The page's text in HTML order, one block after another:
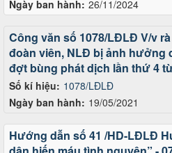
Ngày ban hành: 26/11/2024
Số kí hiệu: 1078/LĐLĐ
Ngày ban hành: 19/05/2021
Công văn số 1078/LĐLĐ V/v
đoàn viên, NLĐ bị ảnh hưởng
đợt bùng phát dịch lần thứ 4
Hướng dẫn số 41 /HD-LĐLĐ